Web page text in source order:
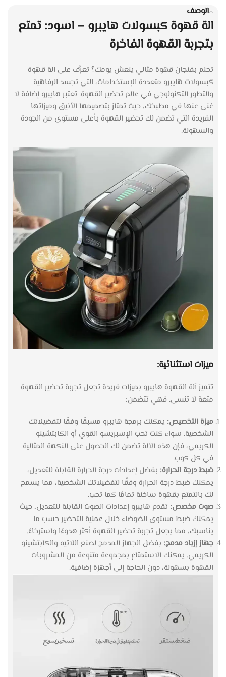
الوصف
الة قهوة كبسولات هايبرو – اسود: تمتع
بتجربة القهوة الفاخرة
تحلم بفنجان قهوة مثالي ينعش يومك؟ تعرَّف على الة قهوة
كبسولات هايبرو متعددة الإستخدامات، التي تجسد الرفاهية
والتطور التكنولوجي في عالم تحضير القهوة. تعتبر هايبرو إضافة لا
غنى عنها في مطبخك، حيث تمتاز بتصميمها الأنيق وميزاتها
الفريدة التي تضمن لك تحضير القهوة بأعلى مستوى من الجودة
والسهولة.
ميزات استثنائية:
تتميز آلة القهوة هايبرو بميزات فريدة تجعل تجربة تحضير القهوة
متعة لا تنسى. فهي تتضمن:
ميزة التخصيص: يمكنك برمجة هايبرو مسبقًا وفقًا لتفضيلاتك
الشخصية. سواء كنت تحب الإسبريسو القوي أو الكابتشينو
الكريمي، فإن هذه الآلة تضمن لك الحصول على النكهة المثالية
في كل كوب.
ضبط درجة الحرارة: بفضل إعدادات درجة الحرارة القابلة للتعديل،
يمكنك ضبط درجة الحرارة وفقًا لتفضيلاتك الشخصية، مما يسمح
لك بالتمتع بقهوة ساخنة تمامًا كما تحب.
صوت مخصص: تقدم هايبرو إعدادات الصوت القابلة للتعديل، حيث
يمكنك ضبط مستوى الضوضاء خلال عملية التحضير حسب ما
يناسبك، مما يجعل تجربة تحضير القهوة أكثر هدوءًا واسترخاءً.
جهاز إزباد مدمج: بفضل الجهاز المدمج لصنع اللاتيه والكابتشينو
الكريمي. يمكنك الاستمتاع بمجموعة متنوعة من المشروبات
القهوة بسهولة، دون الحاجة إلى أجهزة إضافية.